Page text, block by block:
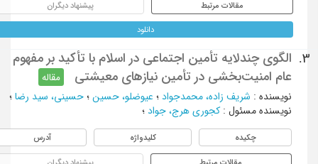
مقالات مرتبط پیشنهاد دیگران
دانلود
3.
الگوی چندلایه تأمین اجتماعی در اسلام با تأکید بر مفهوم
عام امنیت‌بخشی در تأمین نیازهای معیشتی
مقاله
نویسنده: شریف ‌زاده، محمدجواد؛ عیوضلو، حسین؛ حسینی، سید رضا؛
نویسنده مسئول : کجوری هرج، جواد؛
چکیده کلیدواژه آدرس
مقالات مرتبط پیشنهاد دیگران